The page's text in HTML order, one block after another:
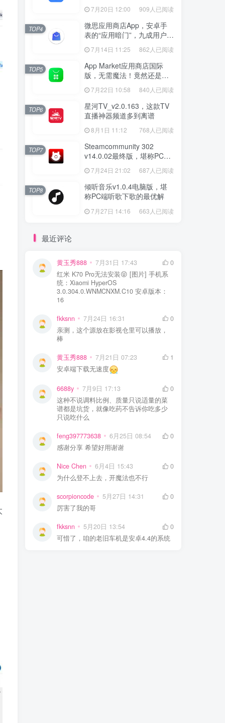
7月20日 12:00 909人已阅读
微思应用商店App，安卓手
表的“应用暗门”，九成用户还
没发现
7月14日 11:25 862人已阅读
TOP4
App Market应用商店国际
版，无需魔法！竟然还是大
厂出品？
7月22日 10:58 840人已阅读
TOP5
星河TV_v2.0.163，这款TV
直播神器频道多到离谱
8月1日 11:12 768人已阅读
TOP6
Steamcommunity 302
v14.0.02最终版，堪称PC玩
家必备的网络工具箱
7月24日 21:02 687人已阅读
TOP7
倾听音乐v1.0.4电脑版，堪
称PC端听歌下歌的最优解
7月27日 14:16 663人已阅读
TOP8
最近评论
黄玉秀888 7月31日 17:43
0
红米 K70 Pro无法安装😝 [图片] 手机系
统：Xiaomi HyperOS
3.0.304.0.WNMCNXM.C10 安卓版本：
16
fkksnn 7月24日 16:31
0
亲测，这个源放在影视仓里可以播放，
棒
黄玉秀888 7月21日 07:23
1
安卓端下载无速度
6688y 7月9日 17:13
0
这种不说调料比例、质量只说适量的菜
谱都是坑货，就像吃药不告诉你吃多少
只说吃什么
feng397773638 6月25日 08:54
0
感谢分享 希望好用谢谢
Nice Chen 6月4日 15:43
0
为什么登不上去，开魔法也不行
scorpioncode 5月27日 14:31
0
厉害了我的哥
fkksnn 5月20日 13:54
0
可惜了，咱的老旧车机是安卓4.4的系统